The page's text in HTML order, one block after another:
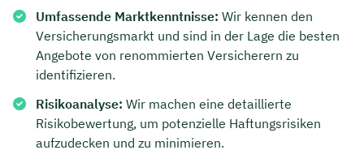
Umfassende Marktkenntnisse: Wir kennen den
Versicherungsmarkt und sind in der Lage die besten
Angebote von renommierten Versicherern zu
identifizieren.
Risikoanalyse: Wir machen eine detaillierte
Risikobewertung, um potenzielle Haftungsrisiken
aufzudecken und zu minimieren.